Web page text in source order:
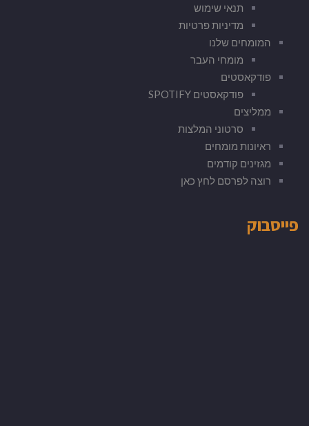
תנאי שימוש
מדיניות פרטיות
המומחים שלנו
מומחי העבר
פודקאסטים
פודקאסטים SPOTIFY
ממליצים
סרטוני המלצות
ראיונות מומחים
מגזינים קודמים
רוצה לפרסם לחץ כאן
פייסבוק